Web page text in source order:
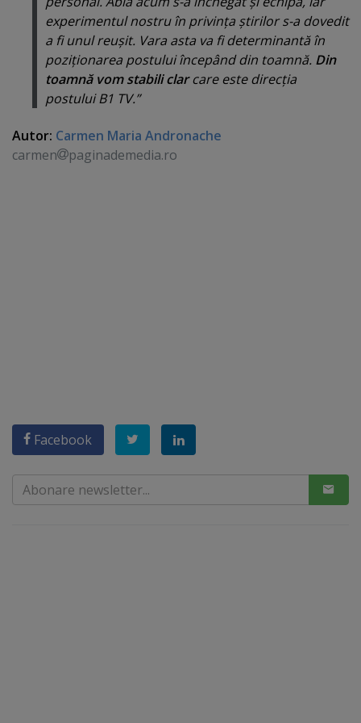
experimentul nostru în privinţa ştirilor s-a dovedit
a fi unul reuşit. Vara asta va fi determinantă în
poziţionarea postului începând din toamnă. Din
toamnă vom stabili clarcare este direcţia
postului B1 TV.”
Autor: Carmen Maria Andronache
carmen
paginademedia.ro
Facebook